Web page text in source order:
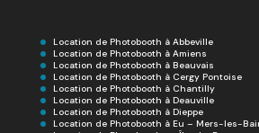
Location de Photobooth à Abbeville
Location de Photobooth à Amiens
Location de Photobooth à Beauvais
Location de Photobooth à Cergy Pontoise
Location de Photobooth à Chantilly
Location de Photobooth à Deauville
Location de Photobooth à Dieppe
Location de Photobooth à Eu – Mers-les-